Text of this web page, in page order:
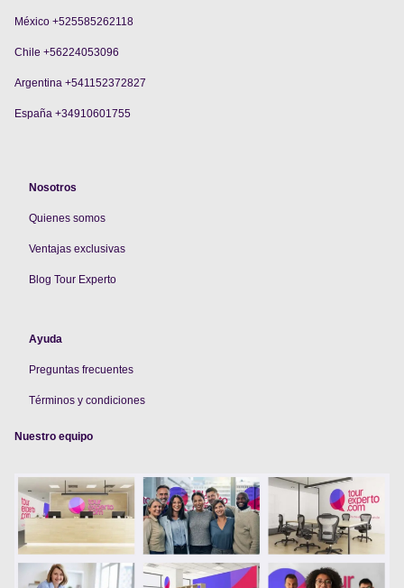
México +525585262118
Chile +56224053096
Argentina +541152372827
España +34910601755
Nosotros
Quienes somos
Ventajas exclusivas
Blog Tour Experto
Ayuda
Preguntas frecuentes
Términos y condiciones
Nuestro equipo